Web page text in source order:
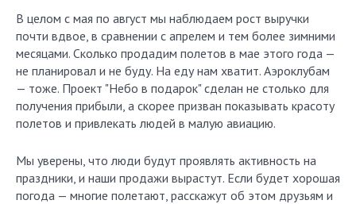
В целом с мая по август мы наблюдаем рост выручки
почти вдвое, в сравнении с апрелем и тем более зимними
месяцами. Сколько продадим полетов в мае этого года —
не планировал и не буду. На еду нам хватит. Аэроклубам
— тоже. Проект "Небо в подарок" сделан не столько для
получения прибыли, а скорее призван показывать красоту
полетов и привлекать людей в малую авиацию.
Мы уверены, что люди будут проявлять активность на
праздники, и наши продажи вырастут. Если будет хорошая
погода — многие полетают, расскажут об этом друзьям и